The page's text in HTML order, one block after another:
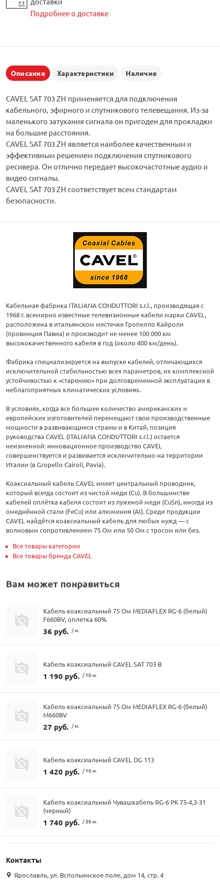
Подробнее о доставке
Описание Характеристики Наличие
CAVEL SAT 703 ZH применяется для подключения
кабельного, эфирного и спутникового телевещания. Из-за
маленького затухания сигнала он пригоден для прокладки
на большие расстояния.
CAVEL SAT 703 ZH является наиболее качественным и
эффективным решением подключения спутникового
ресивера. Он отлично передает высокочастотные аудио и
видео сигналы.
CAVEL SAT 703 ZH соответствует всем стандартам
безопасности.
Кабельная фабрика ITALIANA CONDUTTORI s.r.l., производящая с
1968 г. всемирно известные телевизионные кабели марки CAVEL,
расположена в итальянском местечке Гропелло Кайроли
(провинция Павиа) и производит не менее 100 000 км
высококачественного кабеля в год (около 400 км/день).
Фабрика специализируется на выпуске кабелей, отличающихся
исключительной стабильностью всех параметров, их комплексной
устойчивостью к «старению» при долговременной эксплуатации в
неблагоприятных климатических условиях.
В условиях, когда все большее количество американских и
европейских изготовителей перемещают свои производственные
мощности в развивающиеся страны и в Китай, позиция
руководства CAVEL (ITALIANA CONDUTTORI s.r.l.) остается
неизменной: инновационное производство CAVEL
совершенствуется и развивается исключительно на территории
Италии (в Gropello Cairoli, Pavia).
Коаксиальный кабель CAVEL имеет центральный проводник,
который всегда состоит из чистой меди (Cu). В большинстве
кабелей оплётка кабеля состоит из луженой меди (CuSn), иногда из
омеднённой стали (FeCu) или алюминия (Al). Среди продукции
CAVEL найдётся коаксиальный кабель для любых нужд — с
волновым сопротивлением 75 Ом или 50 Ом с тросом или без.
Все товары категории
Все товары бренда CAVEL
Вам может понравиться
Кабель коаксиальный 75 Ом MEDIAFLEX RG-6 (белый)
F660BV, оплетка 60%
36 руб. / м.
Кабель коаксиальный CAVEL SAT 703 B
1 190 руб. / 10 м.
Кабель коаксиальный 75 Ом MEDIAFLEX RG-6 (белый)
М660BV
27 руб. / м.
Кабель коаксиальный CAVEL DG 113
1 420 руб. / 10 м.
Кабель коаксиальный Чувашкабель RG-6 РК 75-4,3-31
(черный)
1 740 руб. / 30 м.
Контакты
Ярославль, ул. Вспольинское поле, дом 14, стр. 4